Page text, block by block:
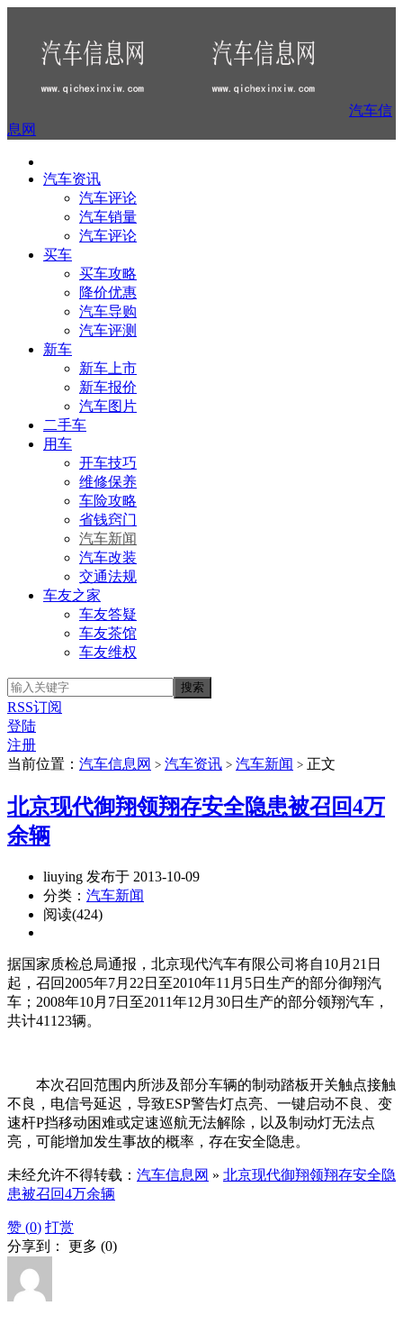
汽车信
息网
汽车资讯
汽车评论
汽车销量
汽车评论
买车
买车攻略
降价优惠
汽车导购
汽车评测
新车
新车上市
新车报价
汽车图片
二手车
用车
开车技巧
维修保养
车险攻略
省钱窍门
汽车新闻
汽车改装
交通法规
车友之家
车友答疑
车友茶馆
车友维权
RSS订阅
登陆
注册
当前位置： 汽车信息网 > 汽车资讯 > 汽车新闻 > 正文
北京现代御翔领翔存安全隐患被召回4万
余辆
liuying 发布于 2013-10-09
分类： 汽车新闻
阅读(424)
据国家质检总局通报，北京现代汽车有限公司将自10月21日
起，召回2005年7月22日至2010年11月5日生产的部分御翔汽
车；2008年10月7日至2011年12月30日生产的部分领翔汽车，
共计41123辆。
本次召回范围内所涉及部分车辆的制动踏板开关触点接触
不良，电信号延迟，导致ESP警告灯点亮、一键启动不良、变
速杆P挡移动困难或定速巡航无法解除，以及制动灯无法点
亮，可能增加发生事故的概率，存在安全隐患。
未经允许不得转载： 汽车信息网 » 北京现代御翔领翔存安全隐
患被召回4万余辆
赞 (0) 打赏
分享到： 更多 (0)